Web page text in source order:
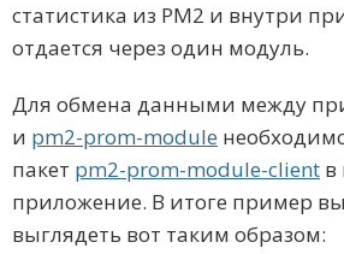
статистика из PM2 и внутри
отдается через один модуль.
Для обмена данными между
и pm2-prom-module
пакет pm2-prom-module-client в
приложение. В итоге пример
выглядеть вот таким образом: